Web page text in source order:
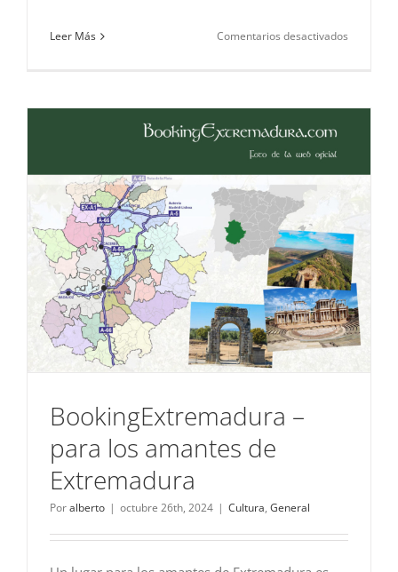
Leer Más Comentarios desactivados
BookingExtremadura –
para los amantes de
Extremadura
Poralberto | octubre 26th, 2024 | Cultura, General